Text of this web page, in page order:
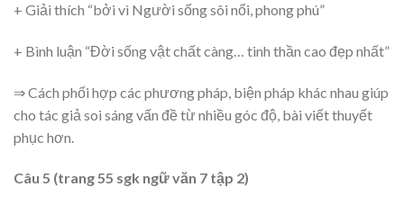
+ Giải thích “bởi vì Người sống sôi nổi, phong phú”
+ Bình luận “Đời sống vật chất càng… tinh thần cao đẹp nhất”
⇒ Cách phối hợp các phương pháp, biện pháp khác nhau giúp
cho tác giả soi sáng vấn đề từ nhiều góc độ, bài viết thuyết
phục hơn.
Câu 5 (trang 55 sgk ngữ văn 7 tập 2)